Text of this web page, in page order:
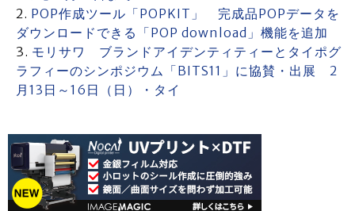
POP作成ツール「POPKIT」 完成品POPデータを
ダウンロードできる「POP download」機能を追加
モリサワ ブランドアイデンティティーとタイポグ
ラフィーのシンポジウム「BITS11」に協賛・出展 2
月13日～16日（日）・タイ